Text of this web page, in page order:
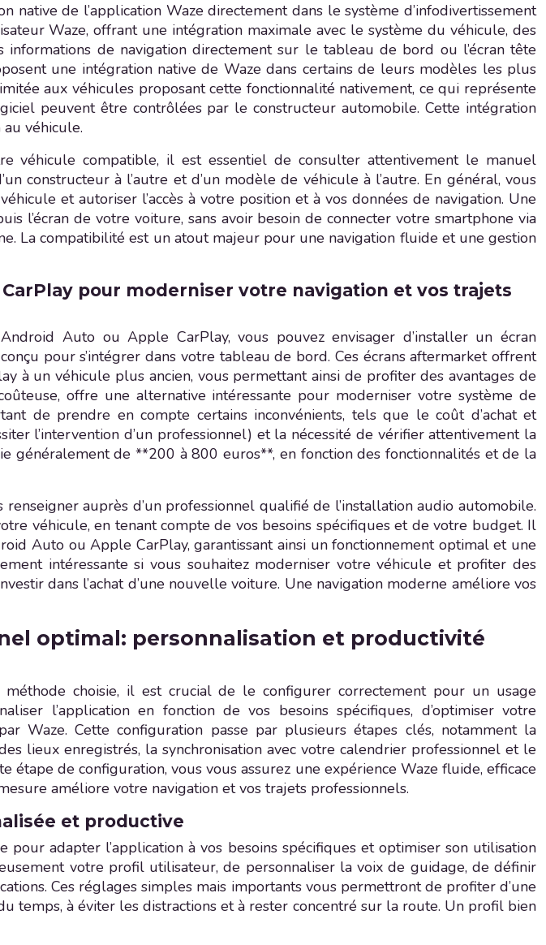
de l’application Waze directement dans le système d’infodivertissement
Waze, offrant une intégration maximale avec le système du véhicule, des
informations de navigation directement sur le tableau de bord ou l’écran tête
une intégration native de Waze dans certains de leurs modèles les plus
aux véhicules proposant cette fonctionnalité nativement, ce qui représente
peuvent être contrôlées par le constructeur automobile. Cette intégration
véhicule.
véhicule compatible, il est essentiel de consulter attentivement le manuel
constructeur à l’autre et d’un modèle de véhicule à l’autre. En général, vous
et autoriser l’accès à votre position et à vos données de navigation. Une
l’écran de votre voiture, sans avoir besoin de connecter votre smartphone via
La compatibilité est un atout majeur pour une navigation fluide et une gestion
pour moderniser votre navigation et vos trajets
Auto ou Apple CarPlay, vous pouvez envisager d’installer un écran
pour s’intégrer dans votre tableau de bord. Ces écrans aftermarket offrent
un véhicule plus ancien, vous permettant ainsi de profiter des avantages de
offre une alternative intéressante pour moderniser votre système de
de prendre en compte certains inconvénients, tels que le coût d’achat et
l’intervention d’un professionnel) et la nécessité de vérifier attentivement la
généralement de **200 à 800 euros**, en fonction des fonctionnalités et de la
auprès d’un professionnel qualifié de l’installation audio automobile.
véhicule, en tenant compte de vos besoins spécifiques et de votre budget. Il
Auto ou Apple CarPlay, garantissant ainsi un fonctionnement optimal et une
intéressante si vous souhaitez moderniser votre véhicule et profiter des
dans l’achat d’une nouvelle voiture. Une navigation moderne améliore vos
optimal: personnalisation et productivité
choisie, il est crucial de le configurer correctement pour un usage
l’application en fonction de vos besoins spécifiques, d’optimiser votre
Waze. Cette configuration passe par plusieurs étapes clés, notamment la
lieux enregistrés, la synchronisation avec votre calendrier professionnel et le
de configuration, vous vous assurez une expérience Waze fluide, efficace
améliore votre navigation et vos trajets professionnels.
et productive
adapter l’application à vos besoins spécifiques et optimiser son utilisation
votre profil utilisateur, de personnaliser la voix de guidage, de définir
Ces réglages simples mais importants vous permettront de profiter d’une
temps, à éviter les distractions et à rester concentré sur la route. Un profil bien